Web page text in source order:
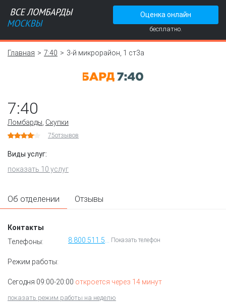
Оценка онлайн
бесплатно.
Главная 7:40 3-й микрорайон, 1 ст3а
7:40
Ломбарды Скупки
75отзывов
Виды услуг:
показать 10 услуг
Об отделении Отзывы
Контакты
Телефоны:
Показать телефон
Режим работы:
Сегодня 09:00-20:00 откроется через 14 минут
показать режим работы на неделю